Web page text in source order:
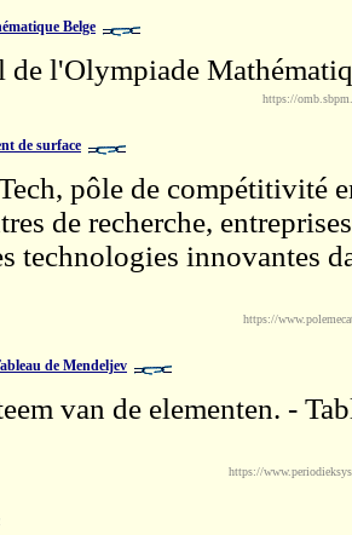
Belge
l'Olympiade
https://
de surface
pôle de compétitivité
de recherche,
technologies innovantes
https://
de Mendeljev
van de elementen. -
https://